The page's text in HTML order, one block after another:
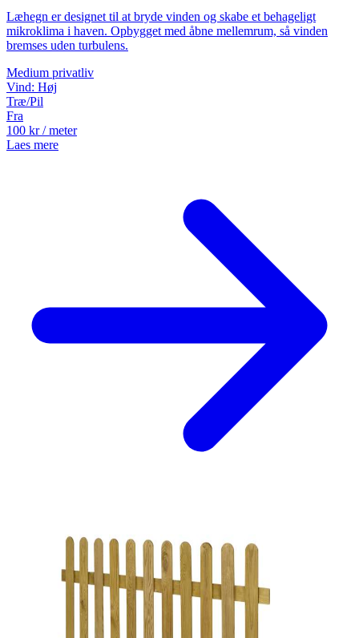
Læhegn er designet til at bryde vinden og skabe et behageligt
mikroklima i haven. Opbygget med åbne mellemrum, så vinden
bremses uden turbulens.
Medium privatliv
Vind: Høj
Træ/Pil
Fra
100 kr/ meter
Laes mere